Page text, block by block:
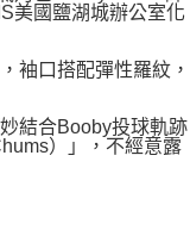
美國鹽湖城辦公室化
袖口搭配彈性羅紋，
結合Booby投球軌跡
）」，不經意露